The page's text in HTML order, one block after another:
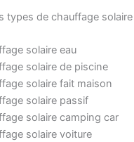
types de chauffage
solaire eau
solaire de piscine
solaire fait maison
solaire passif
solaire camping car
solaire voiture